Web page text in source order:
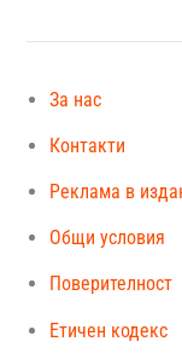
За нас
Контакти
Реклама в
Общи условия
Поверителност
Етичен кодекс